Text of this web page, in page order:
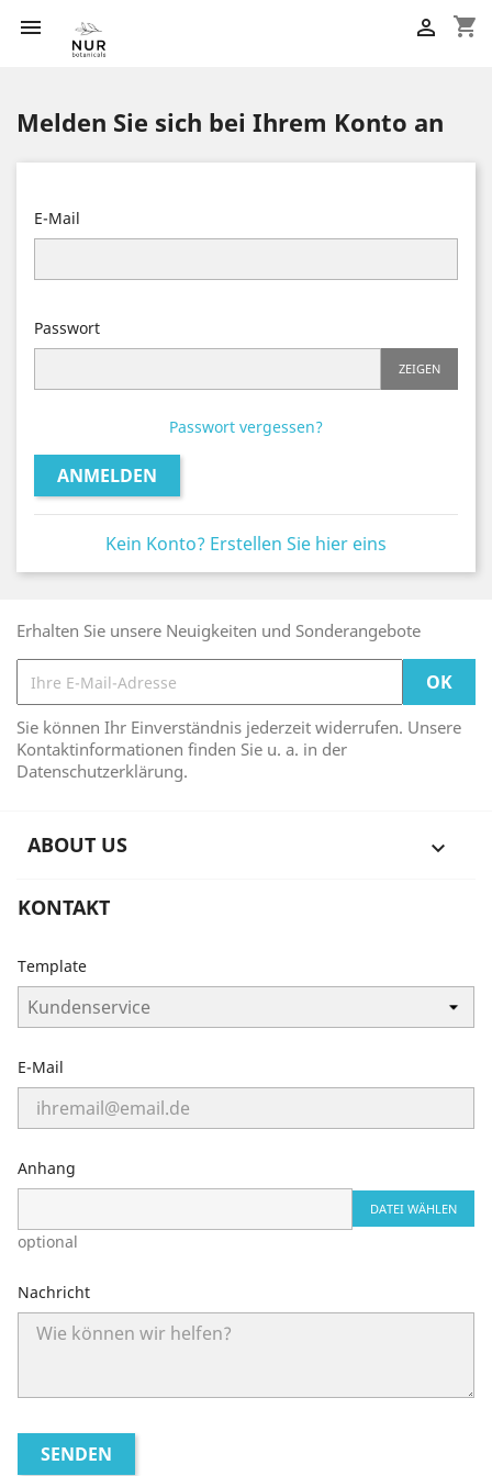
 shopping_cart

Melden Sie sich bei Ihrem Konto an
E-Mail
Passwort
ZEIGEN
Passwort vergessen?
ANMELDEN
Kein Konto? Erstellen Sie hier eins
Erhalten Sie unsere Neuigkeiten und Sonderangebote
Sie können Ihr Einverständnis jederzeit widerrufen. Unsere
Kontaktinformationen finden Sie u. a. in der
Datenschutzerklärung.
ABOUT US 
KONTAKT
Template
E-Mail
Anhang
DATEI WÄHLEN
optional
Nachricht